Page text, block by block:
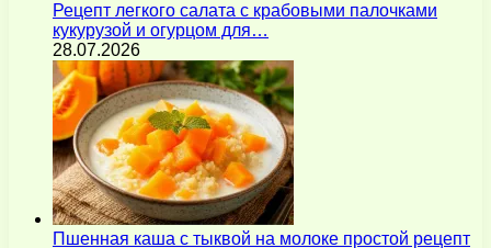
Рецепт легкого салата с крабовыми палочками
кукурузой и огурцом для…
28.07.2026
Пшенная каша с тыквой на молоке простой рецепт